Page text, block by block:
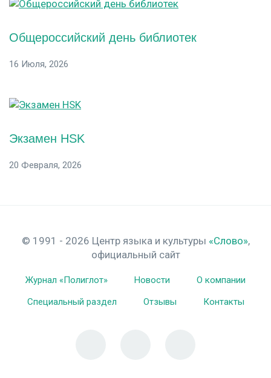
Общероссийский день библиотек
16 Июля, 2026
Экзамен HSK
20 Февраля, 2026
© 1991 - 2026 Центр языка и культуры «Слово»,
официальный сайт
Журнал «Полиглот» Новости
О компании
Специальный раздел
Отзывы Контакты